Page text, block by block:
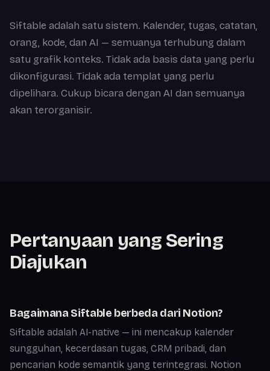
Siftable adalah satu sistem. Kalender, tugas, catatan,
orang, kode, dan AI — semuanya terhubung dalam
satu grafik konteks. Tidak ada basis data yang perlu
dikonfigurasi. Tidak ada templat yang perlu
dipelihara. Cukup bicara dengan AI dan semuanya
akan terorganisir.
Pertanyaan yang Sering
Diajukan
Bagaimana Siftable berbeda dari Notion?
Siftable adalah AI-native — ini mencakup kalender
sungguhan, kecerdasan tugas, CRM pribadi, dan
pencarian kode semantik yang terintegrasi. Notion